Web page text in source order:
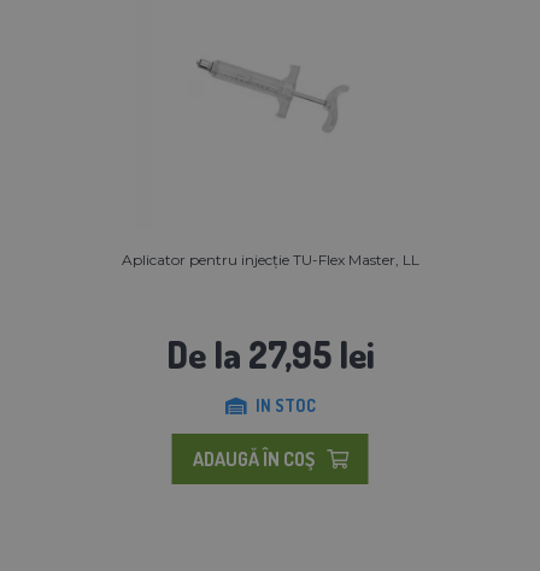
Aplicator pentru injecție TU-Flex Master, LL
De la 27,95 lei
IN STOC
ADAUGĂ ÎN COŞ